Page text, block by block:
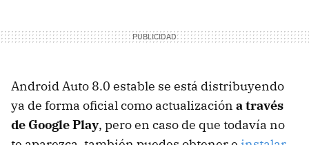
Android Auto 8.0 estable se está distribuyendo
ya de forma oficial como actualización a través
de Google Play, pero en caso de que todavía no